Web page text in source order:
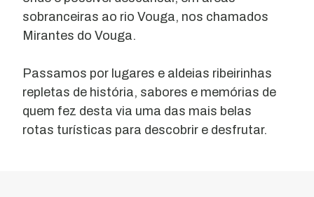
sobranceiras ao rio Vouga, nos chamados
Mirantes do Vouga.
Passamos por lugares e aldeias ribeirinhas
repletas de história, sabores e memórias de
quem fez desta via uma das mais belas
rotas turísticas para descobrir e desfrutar.